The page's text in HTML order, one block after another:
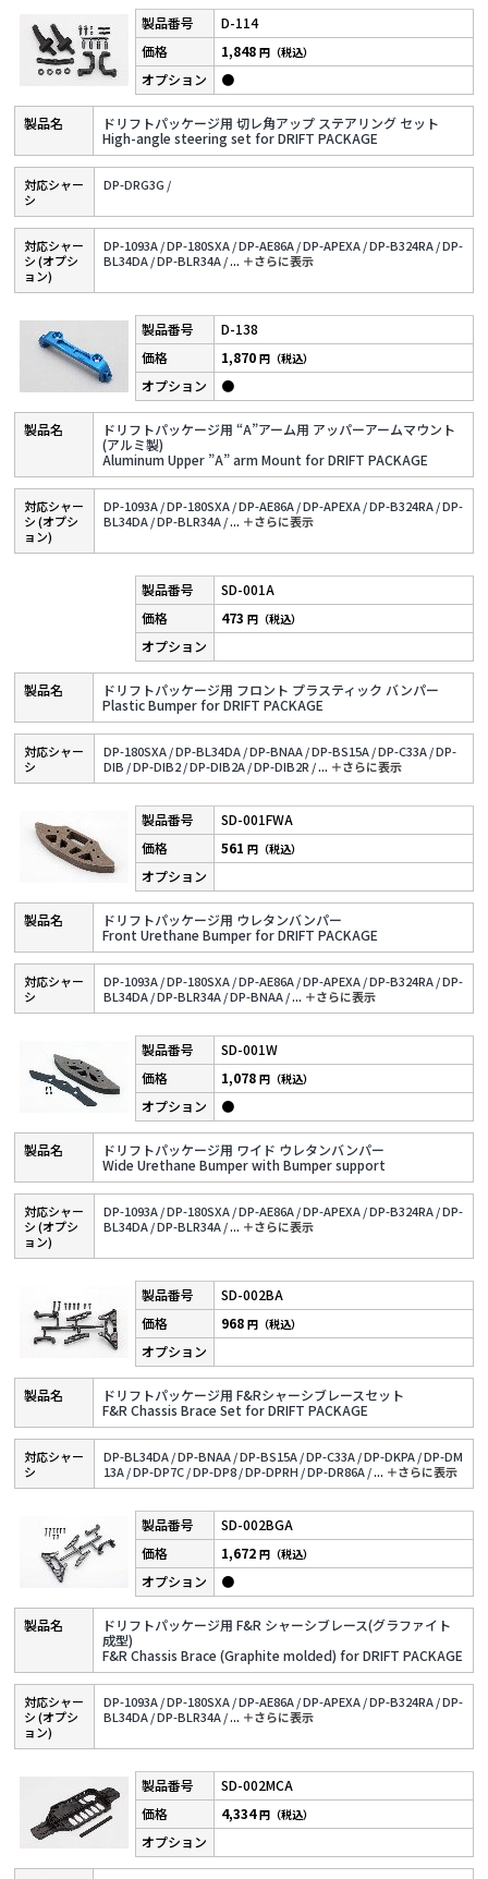
D-114
ドリフトパッケージ用 切レ角アップ ステアリング セット
High-angle steering set for DRIFT PACKAGE
1,848円（税込）
●
対応シャー
シ
DP-DRG3G /
対応シャー
シ (オプシ
ョン)
DP-1093A /DP-180SXA /DP-AE86A /DP-APEXA /DP-B324RA /DP-
BL34DA /DP-BLR34A /... ＋さらに表⽰
D-138
ドリフトパッケージ用 “A”アーム用 アッパーアームマウント
(アルミ製)
Aluminum Upper ”A” arm Mount for DRIFT PACKAGE
1,870円（税込）
●
対応シャー
シ (オプシ
ョン)
DP-1093A /DP-180SXA /DP-AE86A /DP-APEXA /DP-B324RA /DP-
BL34DA /DP-BLR34A /... ＋さらに表⽰
SD-001A
ドリフトパッケージ用 フロント プラスティック バンパー
Plastic Bumper for DRIFT PACKAGE
473円（税込）
対応シャー
シ
DP-180SXA /DP-BL34DA /DP-BNAA /DP-BS15A /DP-C33A /DP-
DIB /DP-DIB2 /DP-DIB2A /DP-DIB2R /... ＋さらに表⽰
SD-001FWA
ドリフトパッケージ用 ウレタンバンパー
Front Urethane Bumper for DRIFT PACKAGE
561円（税込）
対応シャー
シ
DP-1093A /DP-180SXA /DP-AE86A /DP-APEXA /DP-B324RA /DP-
BL34DA /DP-BLR34A /DP-BNAA /... ＋さらに表⽰
SD-001W
ドリフトパッケージ用 ワイド ウレタンバンパー
Wide Urethane Bumper with Bumper support
1,078円（税込）
●
対応シャー
シ (オプシ
ョン)
DP-1093A /DP-180SXA /DP-AE86A /DP-APEXA /DP-B324RA /DP-
BL34DA /DP-BLR34A /... ＋さらに表⽰
SD-002BA
ドリフトパッケージ用 F&Rシャーシブレースセット
F&R Chassis Brace Set for DRIFT PACKAGE
968円（税込）
対応シャー
シ
DP-BL34DA /DP-BNAA /DP-BS15A /DP-C33A /DP-DKPA /DP-DM
13A /DP-DP7C /DP-DP8 /DP-DPRH /DP-DR86A /... ＋さらに表⽰
SD-002BGA
ドリフトパッケージ用 F&R シャーシブレース(グラファイト
成型)
F&R Chassis Brace (Graphite molded) for DRIFT PACKAGE
1,672円（税込）
●
対応シャー
シ (オプシ
ョン)
DP-1093A /DP-180SXA /DP-AE86A /DP-APEXA /DP-B324RA /DP-
BL34DA /DP-BLR34A /... ＋さらに表⽰
SD-002MCA
4,334円（税込）